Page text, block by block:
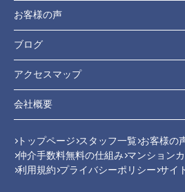
お客様の声
ブログ
アクセスマップ
会社概要
トップページ スタッフ一覧 お客様の
仲介手数料無料の仕組み マンション
利用規約 プライバシーポリシー サイ